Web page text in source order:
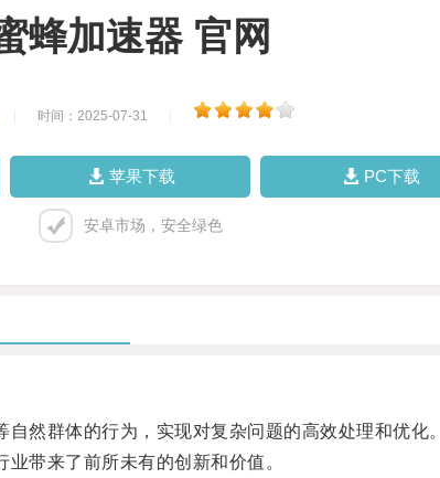
蜂加速器 官网
时间：2025-07-31
苹果下载 PC下载
安卓市场，安全绿色
群体的行为，实现对复杂问题的高效处理和优化。
带来了前所未有的创新和价值。